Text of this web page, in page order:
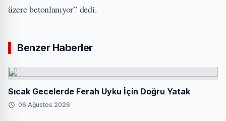
üzere betonlanıyor” dedi.
Benzer Haberler
Sıcak Gecelerde Ferah Uyku İçin Doğru Yatak
06 Ağustos 2026